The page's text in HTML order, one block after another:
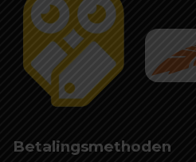
Betalingsmethoden